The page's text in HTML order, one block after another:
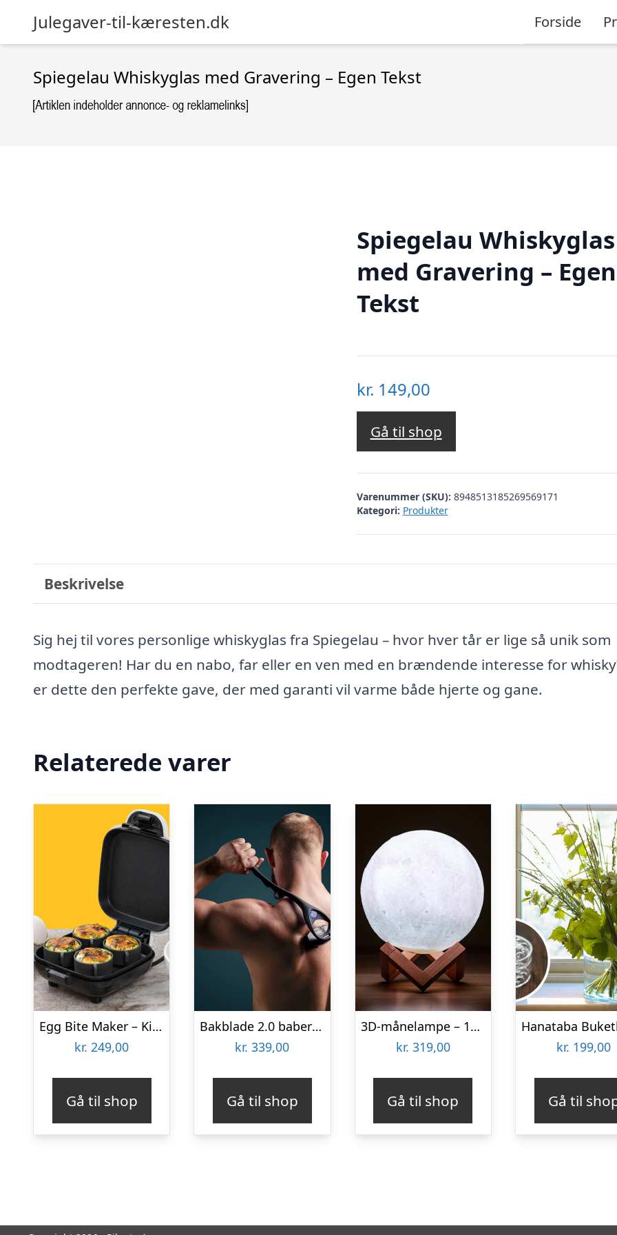
Julegaver-til-kæresten.dk Forside
Spiegelau Whiskyglas med Gravering – Egen Tekst
Spiegelau Whiskyglas
med Gravering – Egen
Tekst
kr. 149,00
Gå til shop
Varenummer (SKU): 8948513185269569171
Kategori: Produkter
Beskrivelse
Sig hej til vores personlige whiskyglas fra Spiegelau – hvor hver tår er lige så unik som
modtageren! Har du en nabo, far eller en ven med en brændende interesse for
er dette den perfekte gave, der med garanti vil varme både hjerte og gane.
Relaterede varer
Egg Bite Maker – KitchPro
kr. 249,00
Gå til shop
Bakblade 2.0 baberskraber til ryggen
kr. 339,00
Gå til shop
3D-månelampe – 15 cm – 16 Farver – Spralla
kr. 319,00
Gå til shop
kr. 199,00
Gå til